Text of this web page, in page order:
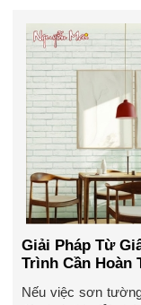
Giải Pháp Từ
Trình Cần Hoàn
Nếu việc sơn